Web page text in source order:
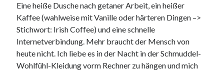
Arduino und BME 280
13. Januar 2019
Minecraft-Server
Leben 2.0 Reloaded (?)
18. November 2018
icinga critical/config: Error: Stack overflow while evaluating expression:
Eine heiße Dusche nach getaner Arbeit, ein heißer
Kaffee (wahlweise mit Vanille oder härteren Dingen –>
Stichwort: Irish Coffee) und eine schnelle
Internetverbindung. Mehr braucht der Mensch von
heute nicht. Ich liebe es in der Nacht in der Schmuddel-
Wohlfühl-Kleidung vorm Rechner zu hängen und mich